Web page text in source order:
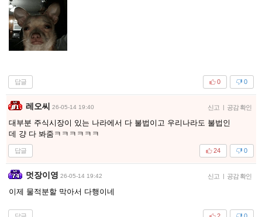
답글 0
0
레오씨 26-05-14 19:40 신고 | 공감 확인
대부분 주식시장이 있는 나라에서 다 불법이고 우리나라도 불법인
데 걍 다 봐줌ㅋㅋㅋㅋㅋㅋ
답글 0
24
멋장이영 26-05-14 19:42 신고 | 공감 확인
이제 물적분할 막아서 다행이네
답글